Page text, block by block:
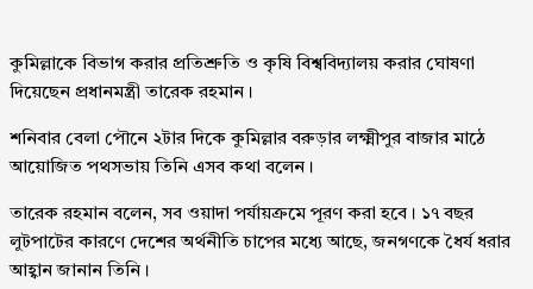
কুমিল্লাকে বিভাগ করার প্রতিশ্রুতি ও কৃষি বিশ্ববিদ্যালয় করার ঘোষণা
দিয়েছেন প্রধানমন্ত্রী তারেক রহমান।
শনিবার বেলা পৌনে ২টার দিকে কুমিল্লার বরুড়ার লক্ষ্মীপুর বাজার মাঠে
আয়োজিত পথসভায় তিনি এসব কথা বলেন।
তারেক রহমান বলেন, সব ওয়াদা পর্যায়ক্রমে পূরণ করা হবে। ১৭ বছর
লুটপাটের কারণে দেশের অর্থনীতি চাপের মধ্যে আছে, জনগণকে ধৈর্য ধরার
আহ্বান জানান তিনি।